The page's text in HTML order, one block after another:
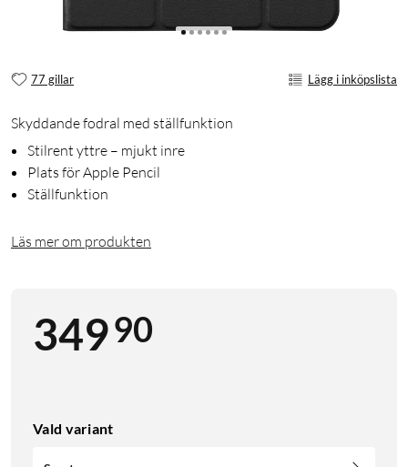
77 gillar Lägg i inköpslista
Skyddande fodral med ställfunktion
Stilrent yttre – mjukt inre
Plats för Apple Pencil
Ställfunktion
Läs mer om produkten
34990
Vald variant